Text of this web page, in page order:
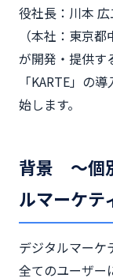
役社長：川本
（本社：東京
が開発・提供す
「KARTE」の
始します。
背景 ～個
ルマーケテ
デジタルマーケ
全てのユーザー